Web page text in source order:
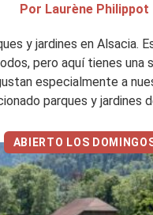
Por Laurène Philippot
y jardines en Alsacia.
pero aquí tienes una
especialmente a
parques y jardines
son lugares agradables
vegetación y
ABIERTO LOS